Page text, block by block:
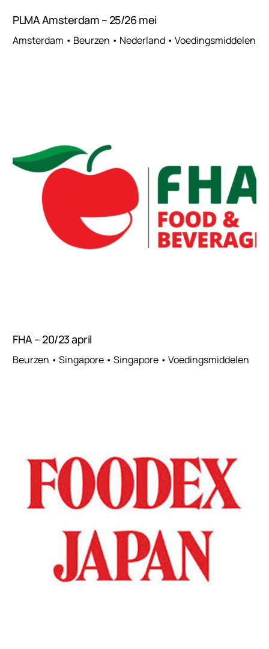
PLMA Amsterdam – 25/26 mei
Amsterdam • Beurzen • Nederland • Voedingsmiddelen
FHA – 20/23 april
Beurzen • Singapore • Singapore • Voedingsmiddelen